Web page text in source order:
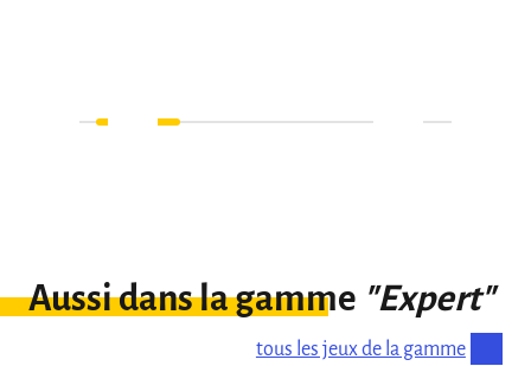
Aussi dans la gamme "Expert"
tous les jeux de la gamme